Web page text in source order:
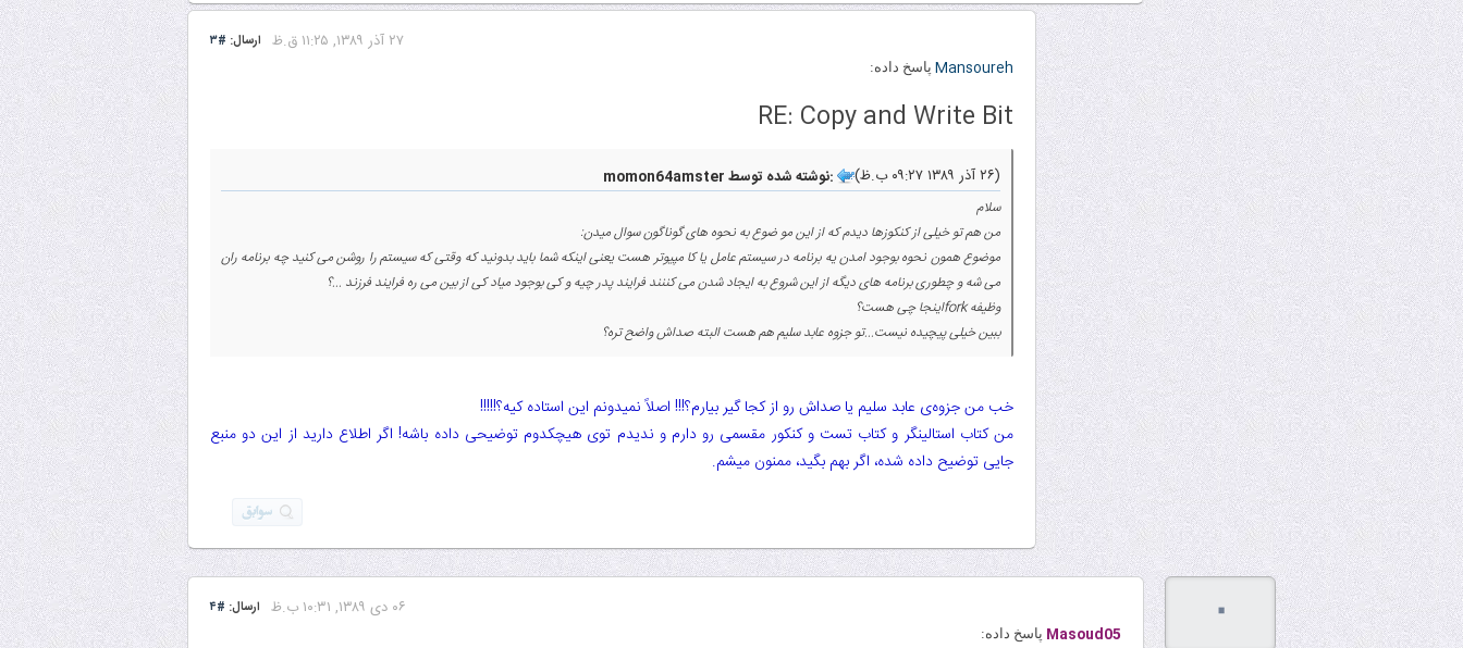
ارسال: #۳
۲۷ آذر ۱۳۸۹, ۱۱:۲۵ ق.ظ
Mansoureh پاسخ داده:
RE: Copy and Write Bit
(۲۶ آذر ۱۳۸۹ ۰۹:۲۷ ب.ظ) momon64amster نوشته شده توسط:
سلام
من هم تو خیلی از کنکوز‌ها دیدم که از این مو ضوع به نحوه های گوناگون سوال میدن:
موضوع همون نحوه بوجود امدن یه برنامه در سیستم عامل یا کا مپیوتر هست یعنی اینکه شما باید بدونید که وقتی که سیستم را روشن می کنید چه برنامه ران
می شه و چطوری برنامه های دیگه از این شروع به ایجاد شدن می کننند فرایند پدر چیه و کی بوجود میاد کی از بین می ره فرایند فرزند ...؟
وظیفه forkاینجا چی هست؟
ببین خیلی پیچیده نیست...تو جزوه عابد سلیم هم هست البته صداش واضح تره؟
خب من جزوه‌ی عابد سلیم یا صداش رو از کجا گیر بیارم؟!!! اصلاً نمیدونم این استاده کیه؟!!!!!
من کتاب استالینگر و کتاب تست و کنکور مقسمی رو دارم و ندیدم توی هیچکدوم توضیحی داده باشه! اگر اطلاع دارید از این دو منبع
جایی توضیح داده شده، اگر بهم بگید، ممنون میشم.
۰ ارسال: #۴
۰۶ دى ۱۳۸۹, ۱۰:۳۱ ب.ظ
Masoud05 پاسخ داده: